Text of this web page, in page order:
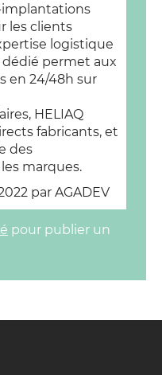
les clients
logistique
permet aux
en 24/48h sur
HELIAQ
fabricants, et
des
marques.
par AGADEV
pour publier un